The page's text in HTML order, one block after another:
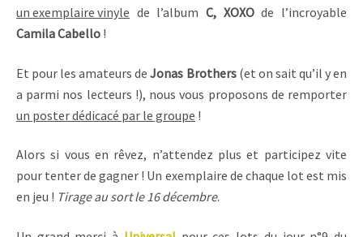
un exemplaire vinyle de l’album C, XOXOde l’incroyable
Camila Cabello !
Et pour les amateurs deJonas Brothers(et on sait qu’il y en
a parmi nos lecteurs !), nous vous proposons de remporter
un poster dédicacé par le groupe !
Alors si vous en rêvez, n’attendez plus et participez vite
pour tenter de gagner ! Un exemplaire de chaque lot est mis
en jeu ! Tirage au sort le 16 décembre.